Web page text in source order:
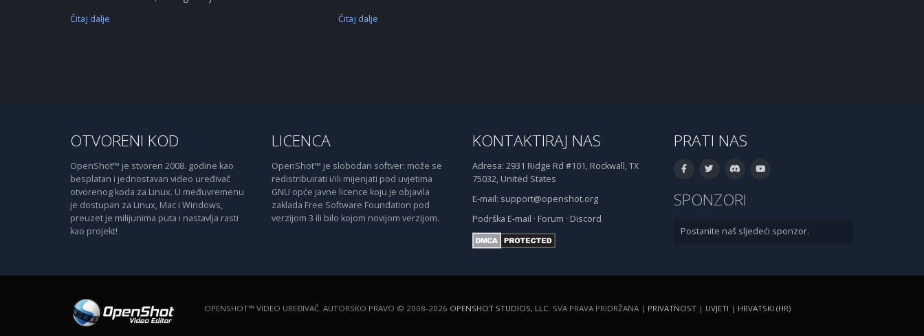
Čitaj dalje Čitaj dalje
OTVORENI KOD
OpenShot™ je stvoren 2008. godine kao
besplatan i jednostavan video uređivač
otvorenog koda za Linux. U međuvremenu
je dostupan za Linux, Mac i Windows,
preuzet je milijunima puta i nastavlja rasti
kao projekt!
LICENCA
OpenShot™ je slobodan softver: može se
redistribuirati i/ili mijenjati pod uvjetima
GNU opće javne licence koju je objavila
zaklada Free Software Foundation pod
verzijom 3 ili bilo kojom novijom verzijom.
KONTAKTIRAJ NAS
Adresa: 2931 Ridge Rd #101, Rockwall, TX
75032, United States
E-mail: support@openshot.org
Podrška E-mail · Forum · Discord
PRATI NAS
SPONZORI
Postanite naš sljedeći sponzor.
OPENSHOT™ VIDEO UREĐIVAČ. AUTORSKO PRAVO © 2008-2026 OPENSHOT STUDIOS, LLC . SVA PRAVA PRIDRŽANA | PRIVATNOST | UVJETI | HRVATSKI (HR)